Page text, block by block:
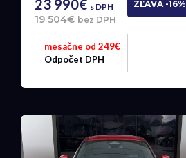
23 990€ s DPH
19 504€ bez DPH
ZĽAVA -16%
mesačne od 249€
Odpočet DPH